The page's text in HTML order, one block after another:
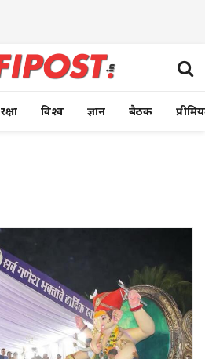
रक्षा विश्व ज्ञान बैठक